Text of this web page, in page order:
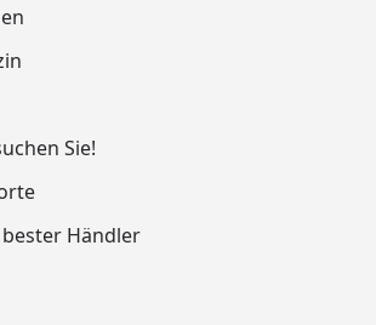
Sie!
Händler